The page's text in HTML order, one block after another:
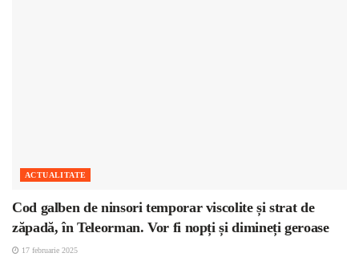
ACTUALITATE
Cod galben de ninsori temporar viscolite și strat de
zăpadă, în Teleorman. Vor fi nopți și dimineți geroase
17 februarie 2025